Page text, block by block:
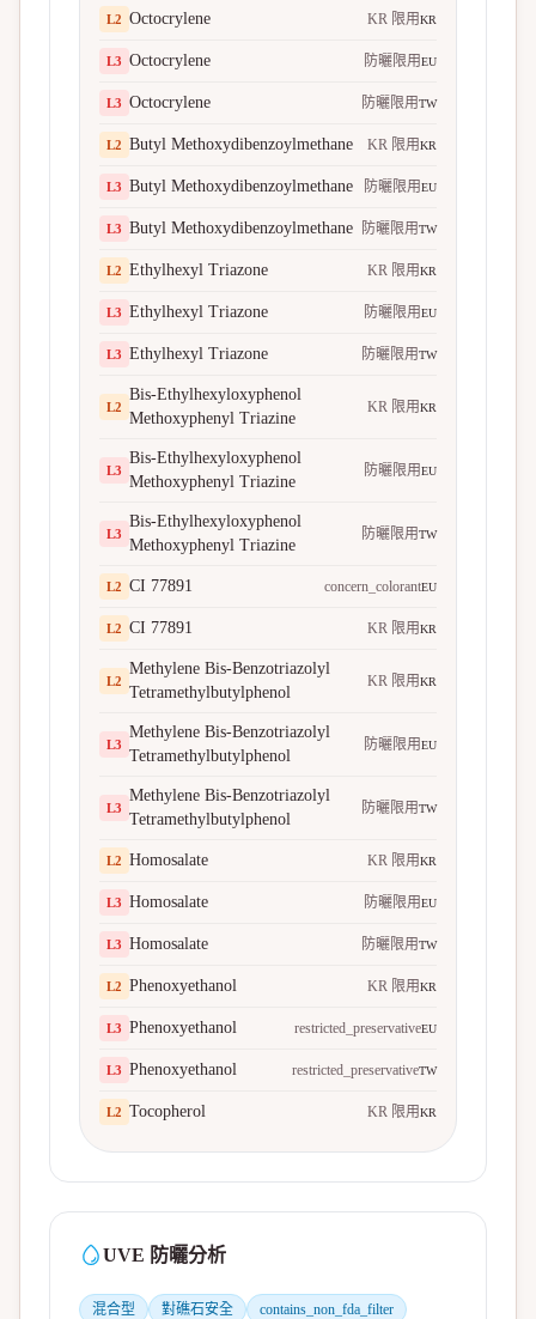
L2 Octocrylene KR 限用KR
L3 Octocrylene 防曬限用EU
L3 Octocrylene 防曬限用TW
L2 Butyl Methoxydibenzoylmethane KR 限用KR
L3 Butyl Methoxydibenzoylmethane 防曬限用EU
L3 Butyl Methoxydibenzoylmethane 防曬限用TW
L2 Ethylhexyl Triazone KR 限用KR
L3 Ethylhexyl Triazone 防曬限用EU
L3 Ethylhexyl Triazone 防曬限用TW
L2
Bis-Ethylhexyloxyphenol
Methoxyphenyl Triazine
KR 限用KR
L3
Bis-Ethylhexyloxyphenol
Methoxyphenyl Triazine
防曬限用EU
L3
Bis-Ethylhexyloxyphenol
Methoxyphenyl Triazine
防曬限用TW
L2 CI 77891 concern_colorantEU
L2 CI 77891 KR 限用KR
L2
Methylene Bis-Benzotriazolyl
Tetramethylbutylphenol
KR 限用KR
L3
Methylene Bis-Benzotriazolyl
Tetramethylbutylphenol
防曬限用EU
L3
Methylene Bis-Benzotriazolyl
Tetramethylbutylphenol
防曬限用TW
L2 Homosalate KR 限用KR
L3 Homosalate 防曬限用EU
L3 Homosalate 防曬限用TW
L2 Phenoxyethanol KR 限用KR
L3 Phenoxyethanol restricted_preservativeEU
L3 Phenoxyethanol restricted_preservativeTW
L2 Tocopherol KR 限用KR
UVE 防曬分析
混合型 對礁石安全
contains_non_fda_filter